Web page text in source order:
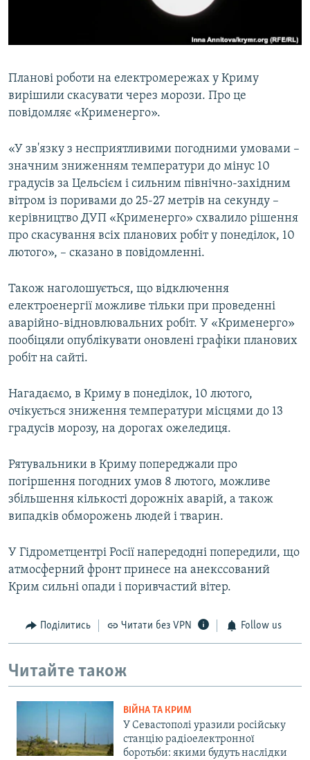
ІНФОГРАФІКА
Qırımtatar
ДОЛУЧАЙСЯ!
Усі сайти RFE/RL
Планові роботи на електромережах у Криму
вирішили скасувати через морози. Про це
повідомляє «Крименерго».
«У зв'язку з несприятливими погодними умовами –
значним зниженням температури до мінус 10
градусів за Цельсієм і сильним північно-західним
вітром із поривами до 25-27 метрів на секунду –
керівництво ДУП «Крименерго» схвалило рішення
про скасування всіх планових робіт у понеділок, 10
лютого», – сказано в повідомленні.
Також наголошується, що відключення
електроенергії можливе тільки при проведенні
аварійно-відновлювальних робіт. У «Крименерго»
пообіцяли опублікувати оновлені графіки планових
робіт на сайті.
Нагадаємо, в Криму в понеділок, 10 лютого,
очікується зниження температури місцями до 13
градусів морозу, на дорогах ожеледиця.
Рятувальники в Криму попереджали про
погіршення погодних умов 8 лютого, можливе
збільшення кількості дорожніх аварій, а також
випадків обморожень людей і тварин.
У Гідрометцентрі Росії напередодні попередили, що
атмосферний фронт принесе на анекссований
Крим сильні опади і поривчастий вітер.
Поділитись Читати без VPN Follow us
Читайте також
ВІЙНА ТА КРИМ
У Севастополі уразили російську
станцію радіоелектронної
боротьби: якими будуть наслідки